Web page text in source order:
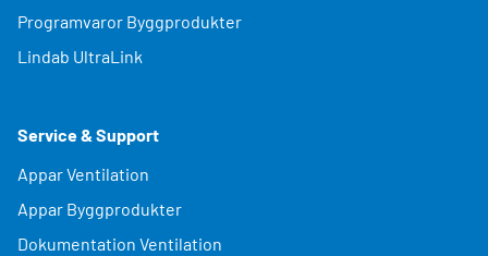
Programvaror Byggprodukter
Lindab UltraLink
Service & Support
Appar Ventilation
Appar Byggprodukter
Dokumentation Ventilation